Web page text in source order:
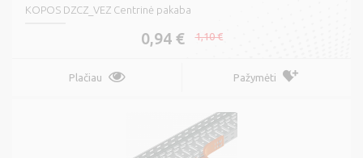
KOPOS DZCZ_VEZ Centrinė pakaba
0,94 € 1,10 €
Plačiau Pažymėti